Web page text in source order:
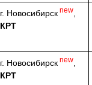
г. Новосибирск new
КРТ
г. Новосибирск new
КРТ